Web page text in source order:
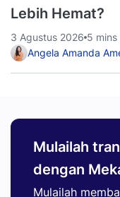
Lebih Hemat?
3 Agustus 2026 5 mins
Angela Amanda
Mulailah
dengan
Mulailah